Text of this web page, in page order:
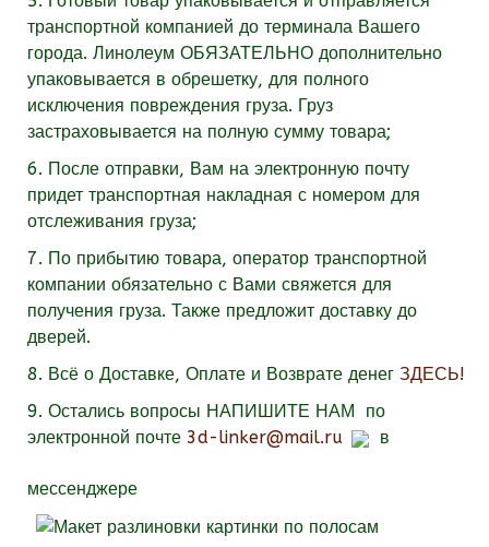
транспортной компанией до терминала Вашего
города. Линолеум ОБЯЗАТЕЛЬНО дополнительно
упаковывается в обрешетку, для полного
исключения повреждения груза. Груз
застраховывается на полную сумму товара;
6. После отправки, Вам на электронную почту
придет транспортная накладная с номером для
отслеживания груза;
7. По прибытию товара, оператор транспортной
компании обязательно с Вами свяжется для
получения груза. Также предложит доставку до
дверей.
8. Всё о Доставке, Оплате и Возврате денег ЗДЕСЬ!
9. Остались вопросы НАПИШИТЕ НАМ
по
электронной почте 3d-linker@mail.ru в
мессенджере